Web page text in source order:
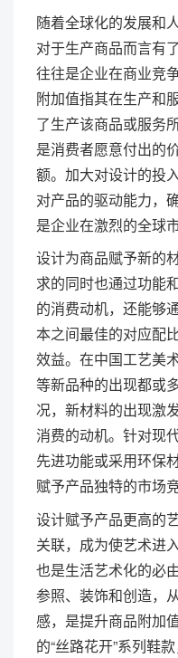
随着全球化的发展和
对于生产商品而言有
往往是企业在商业竞
附加值指其在生产和
了生产该商品或服务
是消费者愿意付出的
额。加大对设计的投
对产品的驱动能力，
是企业在激烈的全球
设计为商品赋予新的
求的同时也通过功能
的消费动机，还能够
本之间最佳的对应配
效益。在中国工艺美
等新品种的出现都或
况，新材料的出现激
消费的动机。针对现
先进功能或采用环保
赋予产品独特的市场
设计赋予产品更高的
关联，成为使艺术进
也是生活艺术化的必
参照、装饰和创造，
感，是提升商品附加
的“丝路花开”系列鞋